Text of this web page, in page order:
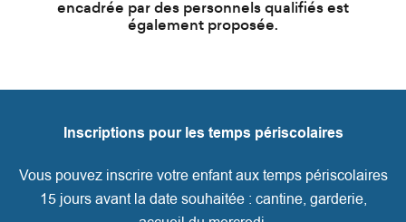
encadrée par des personnels qualifiés est
également proposée.
Inscriptions pour les temps périscolaires
Vous pouvez inscrire votre enfant aux temps périscolaires
15 jours avant la date souhaitée : cantine, garderie,